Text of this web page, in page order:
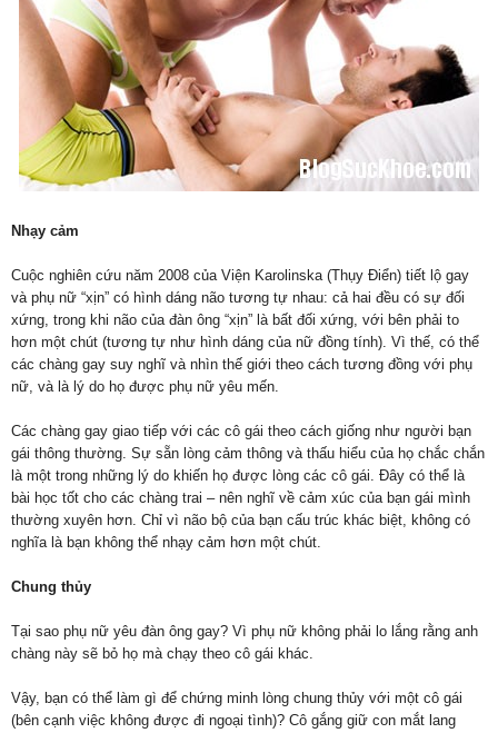
Nhạy cảm
Cuộc nghiên cứu năm 2008 của Viện Karolinska (Thụy Điển) tiết lộ gay
và phụ nữ “xịn” có hình dáng não tương tự nhau: cả hai đều có sự đối
xứng, trong khi não của đàn ông “xịn” là bất đối xứng, với bên phải to
hơn một chút (tương tự như hình dáng của nữ đồng tính). Vì thế, có thể
các chàng gay suy nghĩ và nhìn thế giới theo cách tương đồng với phụ
nữ, và là lý do họ được phụ nữ yêu mến.
Các chàng gay giao tiếp với các cô gái theo cách giống như người bạn
gái thông thường. Sự sẵn lòng cảm thông và thấu hiểu của họ chắc chắn
là một trong những lý do khiến họ được lòng các cô gái. Đây có thể là
bài học tốt cho các chàng trai – nên nghĩ về cảm xúc của bạn gái mình
thường xuyên hơn. Chỉ vì não bộ của bạn cấu trúc khác biệt, không có
nghĩa là bạn không thể nhạy cảm hơn một chút.
Chung thủy
Tại sao phụ nữ yêu đàn ông gay? Vì phụ nữ không phải lo lắng rằng anh
chàng này sẽ bỏ họ mà chạy theo cô gái khác.
Vậy, bạn có thể làm gì để chứng minh lòng chung thủy với một cô gái
(bên cạnh việc không được đi ngoại tình)? Cô gắng giữ con mắt lang